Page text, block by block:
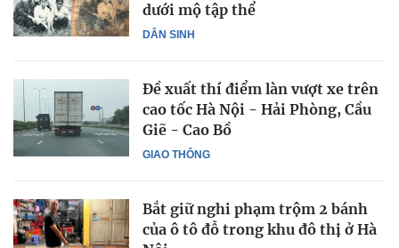
DÂN SINH
dưới mộ tập thể
GIAO THÔNG
Đề xuất thí điểm làn vượt xe trên
cao tốc Hà Nội - Hải Phòng, Cầu
Giẽ - Cao Bồ
Bắt giữ nghi phạm trộm 2 bánh
của ô tô đỗ trong khu đô thị ở Hà